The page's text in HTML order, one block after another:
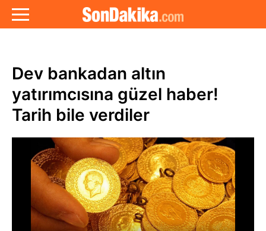
Dev bankadan altın
yatırımcısına güzel haber!
Tarih bile verdiler